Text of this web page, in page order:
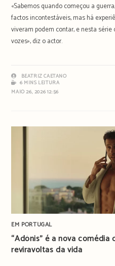
«Sabemos quando começou a
factos incontestáveis, mas há
viveram podem contar, e nesta
vozes», diz o actor.
BEATRIZ CAETANO
6 MINS LEITURA
MAIO 26, 2026 12:56
EM PORTUGAL
“Adónis” é a nova comédia
reviravoltas da vida